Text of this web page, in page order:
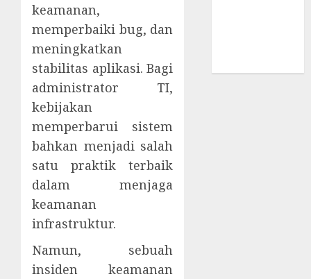
keamanan,
memperbaiki bug, dan
meningkatkan
stabilitas aplikasi. Bagi
administrator TI,
kebijakan
memperbarui sistem
bahkan menjadi salah
satu praktik terbaik
dalam menjaga
keamanan
infrastruktur.
Namun, sebuah
insiden keamanan